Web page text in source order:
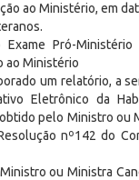
ao Ministério, em
Pró-
ao Ministério
um relatório, a
Eletrônico da
pelo Ministro ou
nº142 do
ou Ministra